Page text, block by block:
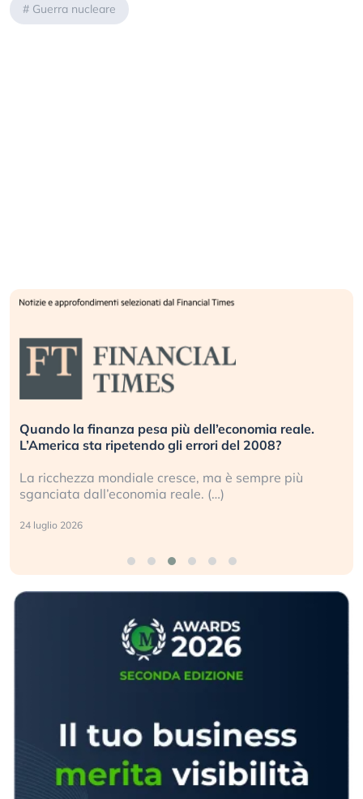
# Guerra nucleare
Quando la finanza pesa più dell’economia reale.
L’America sta ripetendo gli errori del 2008?
La ricchezza mondiale cresce, ma è sempre più
sganciata dall’economia reale. (…)
24 luglio 2026